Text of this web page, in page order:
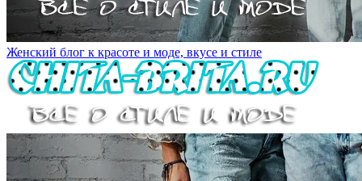
Женский блог к красоте и моде, вкусе и стиле